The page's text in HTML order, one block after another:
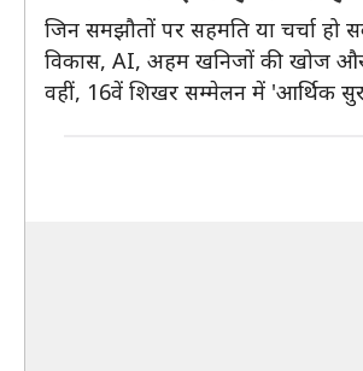
जिन समझौतों पर सहमति या चर्चा
विकास, AI, अहम खनिजों की खोज और
वहीं, 16वें शिखर सम्मेलन में 'आर्थिक